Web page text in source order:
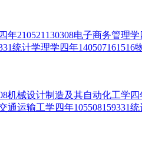
210521130308电子商务管理学
统计学理学四年
械设计制造及其自动化工学四
通运输工学四年105508159331